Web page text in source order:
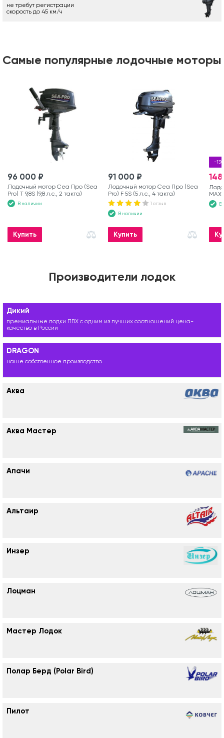
не требут регистрации
скорость до 45 км/ч
Самые популярные лодочные моторы
96 000 ₽
Лодочный мотор Сеа Про (Sea
Pro) Т 9,8S (9,8 л.с., 2 такта)
В наличии
Купить
91 000 ₽
Лодочный мотор Сеа Про (Sea
Pro) F 5S (5 л.с., 4 такта)
1 отзыв
В наличии
Купить
-
MAX
В
Производители лодок
Дикий
премиальные лодки ПВХ с одним из лучших соотношений цена-
качество в России
DRAGON
наше собственное производство
Аква
Аква Мастер
Апачи
Альтаир
Инзер
Лоцман
Мастер Лодок
Полар Берд (Polar Bird)
Пилот